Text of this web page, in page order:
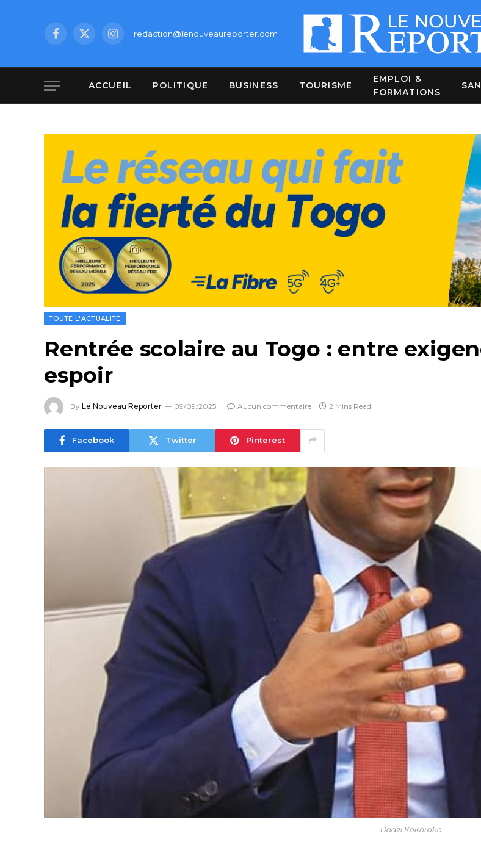
Facebook
X
Instagramredaction@lenouveaureporter.com
ACCUEIL POLITIQUE BUSINESS TOURISME
EMPLOI &
FORMATIONS
TOUTE L'ACTUALITÉ
Rentrée scolaire au Togo : entre
espoir
By Le Nouveau Reporter 09/09/2025 Aucun commentaire 2 Mins Read
Facebook Twitter Pinterest
Dodzi Kokoroko